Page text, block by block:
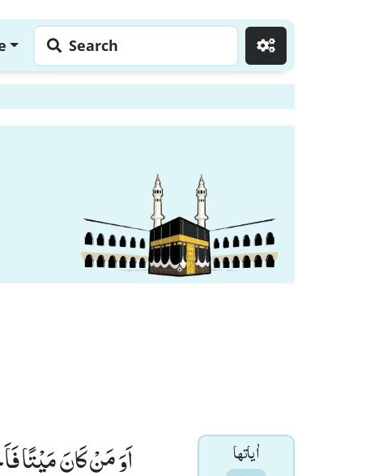
Search
اٰياتها
اَوَ مَنْ كَانَ مَیْتًا